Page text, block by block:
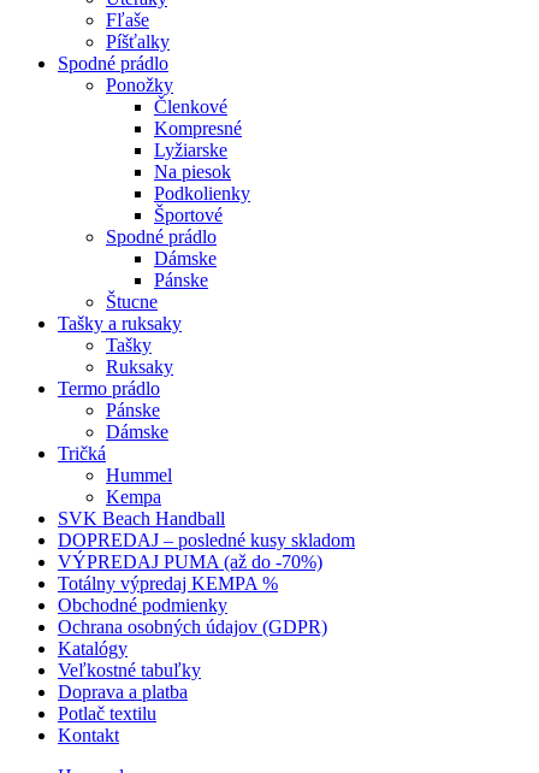
Fľaše
Píšťalky
Spodné prádlo
Ponožky
Členkové
Kompresné
Lyžiarske
Na piesok
Podkolienky
Športové
Spodné prádlo
Dámske
Pánske
Štucne
Tašky a ruksaky
Tašky
Ruksaky
Termo prádlo
Pánske
Dámske
Tričká
Hummel
Kempa
SVK Beach Handball
DOPREDAJ – posledné kusy skladom
VÝPREDAJ PUMA (až do -70%)
Totálny výpredaj KEMPA %
Obchodné podmienky
Ochrana osobných údajov (GDPR)
Katalógy
Veľkostné tabuľky
Doprava a platba
Potlač textilu
Kontakt